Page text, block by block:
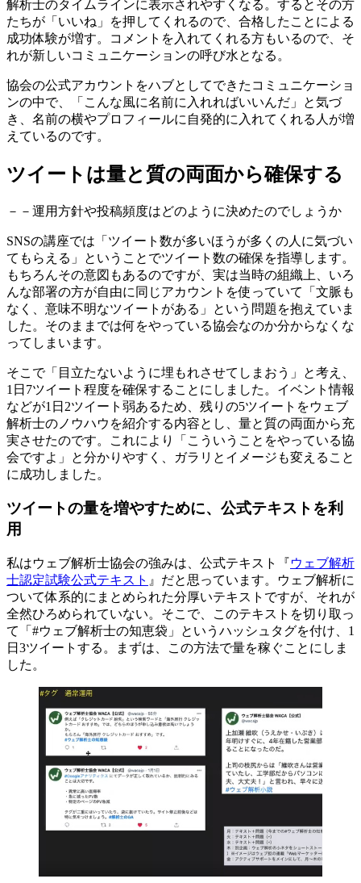
解析士のタイムラインに表示されやすくなる。するとその方
たちが「いいね」を押してくれるので、合格したことによる
成功体験が増す。コメントを入れてくれる方もいるので、そ
れが新しいコミュニケーションの呼び水となる。
協会の公式アカウントをハブとしてできたコミュニケーショ
ンの中で、「こんな風に名前に入れればいいんだ」と気づ
き、名前の横やプロフィールに自発的に入れてくれる人が増
えているのです。
ツイートは量と質の両面から確保する
－－運用方針や投稿頻度はどのように決めたのでしょうか
SNSの講座では「ツイート数が多いほうが多くの人に気づい
てもらえる」ということでツイート数の確保を指導します。
もちろんその意図もあるのですが、実は当時の組織上、いろ
んな部署の方が自由に同じアカウントを使っていて「文脈も
なく、意味不明なツイートがある」という問題を抱えていま
した。そのままでは何をやっている協会なのか分からなくな
ってしまいます。
そこで「目立たないように埋もれさせてしまおう」と考え、
1日7ツイート程度を確保することにしました。イベント情報
などが1日2ツイート弱あるため、残りの5ツイートをウェブ
解析士のノウハウを紹介する内容とし、量と質の両面から充
実させたのです。これにより「こういうことをやっている協
会ですよ」と分かりやすく、ガラリとイメージも変えること
に成功しました。
ツイートの量を増やすために、公式テキストを利
用
私はウェブ解析士協会の強みは、公式テキスト『ウェブ解析
士認定試験公式テキスト 』だと思っています。ウェブ解析に
ついて体系的にまとめられた分厚いテキストですが、それが
全然ひろめられていない。そこで、このテキストを切り取っ
て「#ウェブ解析士の知恵袋」というハッシュタグを付け、1
日3ツイートする。まずは、この方法で量を稼ぐことにしま
した。